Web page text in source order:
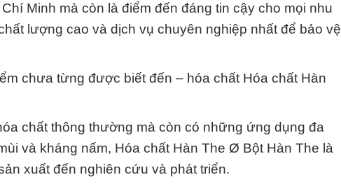
Minh mà còn là điểm đến đáng tin cậy cho mọi nhu
lượng cao và dịch vụ chuyên nghiệp nhất để bảo vệ
chưa từng được biết đến – hóa chất Hóa chất Hàn
chất thông thường mà còn có những ứng dụng đa
và kháng nấm, Hóa chất Hàn The Ø Bột Hàn The là
xuất đến nghiên cứu và phát triển.